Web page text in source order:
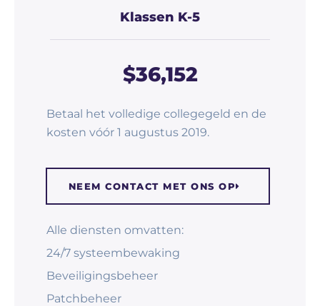
Klassen K-5
$36,152
Betaal het volledige collegegeld en de
kosten vóór 1 augustus 2019.
NEEM CONTACT MET ONS OP
Alle diensten omvatten:
24/7 systeembewaking
Beveiligingsbeheer
Patchbeheer